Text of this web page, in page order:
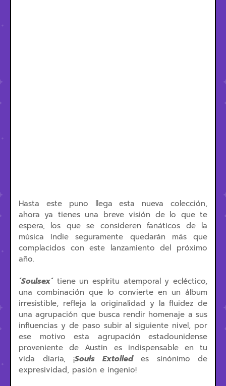
Hasta este puno llega esta nueva colección,
ahora ya tienes una breve visión de lo que te
espera, los que se consideren fanáticos de la
música Indie seguramente quedarán más que
complacidos con este lanzamiento del próximo
año.
´Soulsex´tiene un espíritu atemporal y ecléctico,
una combinación que lo convierte en un álbum
irresistible, refleja la originalidad y la fluidez de
una agrupación que busca rendir homenaje a sus
influencias y de paso subir al siguiente nivel, por
ese motivo esta agrupación estadounidense
proveniente de Austin es indispensable en tu
vida diaria, ¡Souls Extolledes sinónimo de
expresividad, pasión e ingenio!